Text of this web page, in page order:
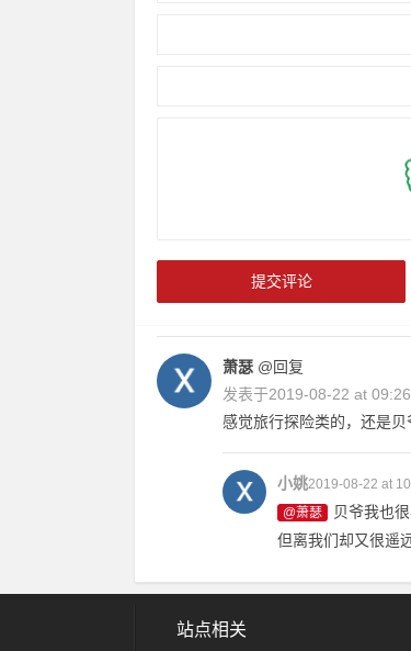
萧瑟 @回复
发表于2019-08-22 at 09:26
感觉旅行探险类的，还是贝
小姚2019-08-22 at
@萧瑟
贝爷我也
但离我们却又很遥
站点相关